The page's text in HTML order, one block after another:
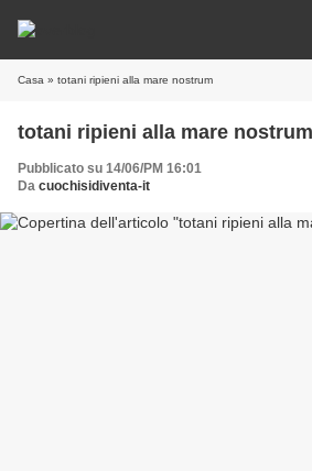
Casa » totani ripieni alla mare nostrum
totani ripieni alla mare nostrum
Pubblicato su 14/06/PM 16:01
Da cuochisidiventa-it